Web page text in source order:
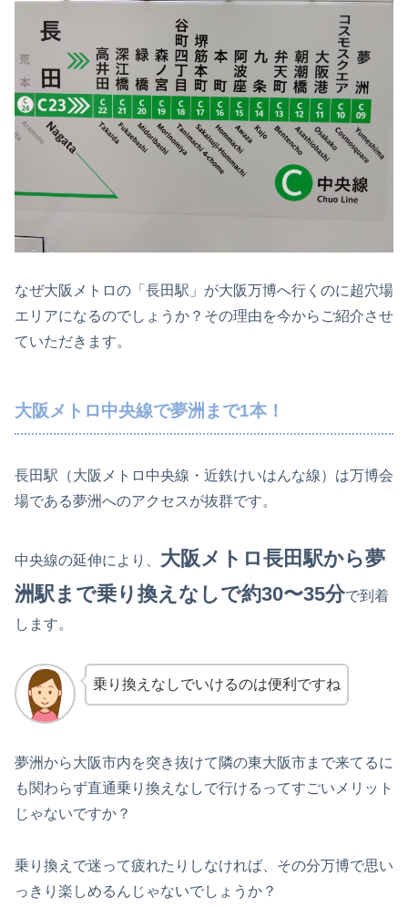
なぜ大阪メトロの「長田駅」が大阪万博へ行くのに超穴場
エリアになるのでしょうか？その理由を今からご紹介させ
ていただきます。
大阪メトロ中央線で夢洲まで1本！
長田駅（大阪メトロ中央線・近鉄けいはんな線）は万博会
場である夢洲へのアクセスが抜群です。
中央線の延伸により、 大阪メトロ長田駅から夢
洲駅まで乗り換えなしで約30〜35分で到着
します。
乗り換えなしでいけるのは便利ですね
夢洲から大阪市内を突き抜けて隣の東大阪市まで来てるに
も関わらず直通乗り換えなしで行けるってすごいメリット
じゃないですか？
乗り換えで迷って疲れたりしなければ、その分万博で思い
っきり楽しめるんじゃないでしょうか？